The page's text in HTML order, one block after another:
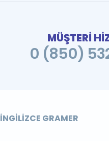
MÜŞTERİ
0 (850)
İNGILIZCE GRAMER